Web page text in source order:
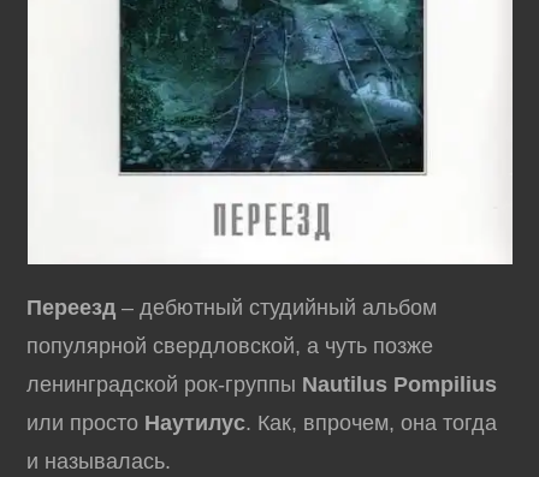
Переезд – дебютный студийный альбом
популярной свердловской, а чуть позже
ленинградской рок-группы Nautilus Pompilius
или просто Наутилус. Как, впрочем, она тогда
и называлась.